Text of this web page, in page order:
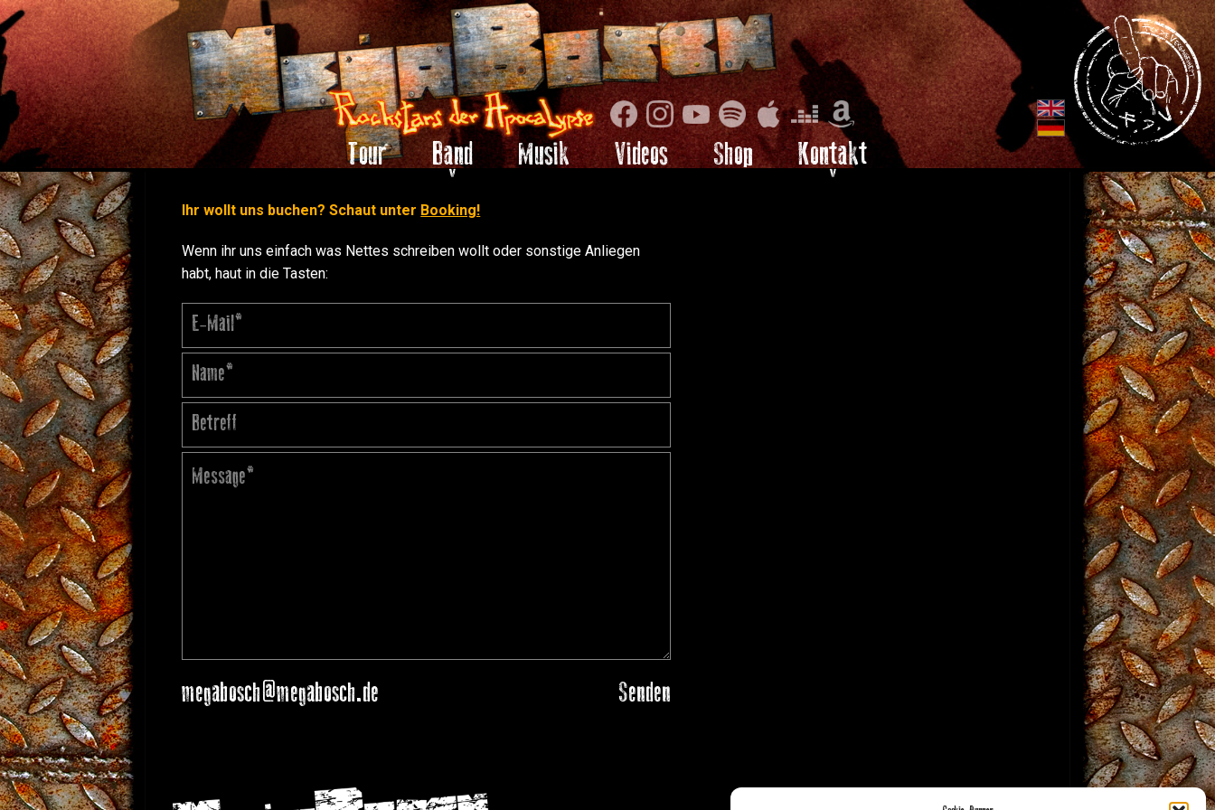
Tour Band Musik Videos Shop Kontakt
Ihr wollt uns buchen? Schaut unter Booking!
Wenn ihr uns einfach was Nettes schreiben wollt oder sonstige Anliegen
habt, haut in die Tasten:
megabosch@megabosch.de Senden